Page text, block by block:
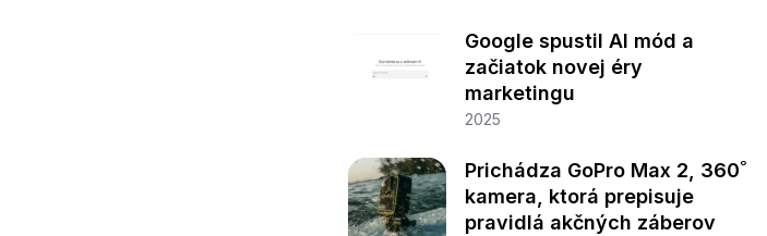
Google spustil AI mód a
začiatok novej éry
marketingu
2025
Prichádza GoPro Max 2, 360˚
kamera, ktorá prepisuje
pravidlá akčných záberov